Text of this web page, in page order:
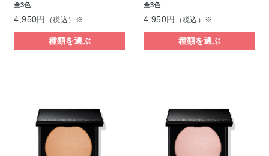
全3色
4,950円 （税込）※
種類を選ぶ
全3色
4,950円 （税込）※
種類を選ぶ